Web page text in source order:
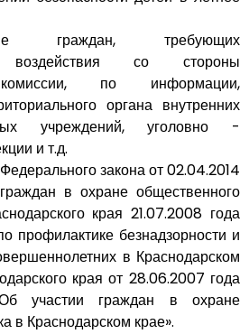
граждан, требующих
воздействия со стороны
комиссии, по информации,
органа внутренних
учреждений, уголовно -
и т.д.
закона от 02.04.2014
в охране общественного
края 21.07.2008 года
безнадзорности и
в Краснодарском
края от 28.06.2007 года
граждан в охране
в Краснодарском крае».